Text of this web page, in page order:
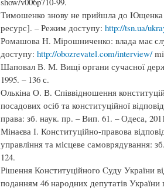
Тимошенко знову не прийшла до Ющенка
ресурс]. – Режим доступу: http://tsn.ua/
Ромашова Н. Мірошниченко: влада має
доступу: http://obozrevatel.com/interview/
Шаповал В. М. Вищі органи сучасної
1995. – 136 с.
Олькіна О. В. Співвідношення
посадових осіб та конституційної
права: зб. наук. пр. – Вип. 61. – Одеса,
Мінаєва І. Конституційно-правова
управління та місцеве самоврядування:
124.
Рішення Конституційного Суду України
поданням 46 народних депутатів